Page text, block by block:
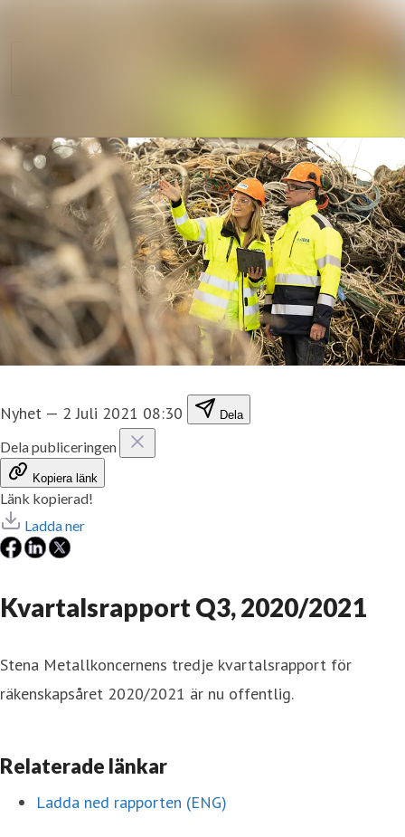
Nyhet — 2 Juli 2021 08:30 Dela
Dela publiceringen
Kopiera länk
Länk kopierad!
Ladda ner
Kvartalsrapport Q3, 2020/2021
Stena Metallkoncernens tredje kvartalsrapport för
räkenskapsåret 2020/2021 är nu offentlig.
Relaterade länkar
Ladda ned rapporten (ENG)